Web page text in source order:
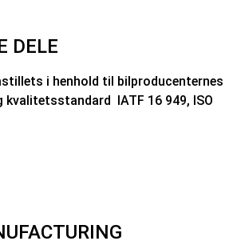
DELE
i henhold til bilproducenternes
kvalitetsstandard IATF 16 949, ISO